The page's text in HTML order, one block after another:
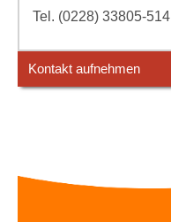
Tel. (0228) 33805-514
Kontakt aufnehmen